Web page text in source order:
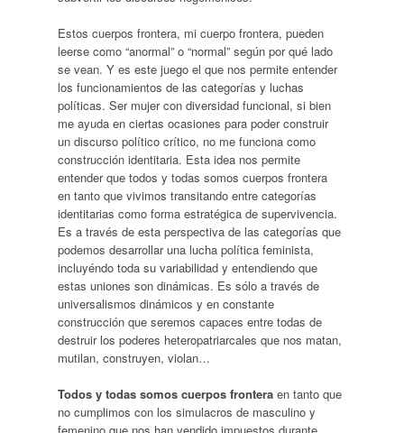
Estos cuerpos frontera, mi cuerpo frontera, pueden
leerse como “anormal” o “normal” según por qué lado
se vean. Y es este juego el que nos permite entender
los funcionamientos de las categorías y luchas
políticas. Ser mujer con diversidad funcional, si bien
me ayuda en ciertas ocasiones para poder construir
un discurso político crítico, no me funciona como
construcción identitaria. Esta idea nos permite
entender que todos y todas somos cuerpos frontera
en tanto que vivimos transitando entre categorías
identitarias como forma estratégica de supervivencia.
Es a través de esta perspectiva de las categorías que
podemos desarrollar una lucha política feminista,
incluyéndo toda su variabilidad y entendiendo que
estas uniones son dinámicas. Es sólo a través de
universalismos dinámicos y en constante
construcción que seremos capaces entre todas de
destruir los poderes heteropatriarcales que nos matan,
mutilan, construyen, violan…
Todos y todas somos cuerpos fronteraen tanto que
no cumplimos con los simulacros de masculino y